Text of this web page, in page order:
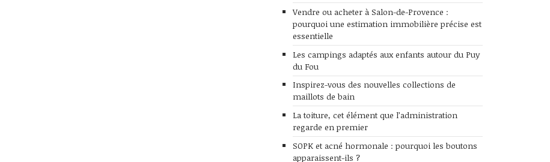
Vendre ou acheter à Salon-de-Provence :
pourquoi une estimation immobilière précise est
essentielle
Les campings adaptés aux enfants autour du Puy
du Fou
Inspirez-vous des nouvelles collections de
maillots de bain
La toiture, cet élément que l’administration
regarde en premier
SOPK et acné hormonale : pourquoi les boutons
apparaissent-ils ?